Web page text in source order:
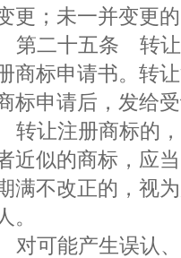
更；未一并变更
第二十五条 转让
商标申请书。转
标申请后，发给
转让注册商标的
近似的商标，应
满不改正的，视
。
对可能产生误认